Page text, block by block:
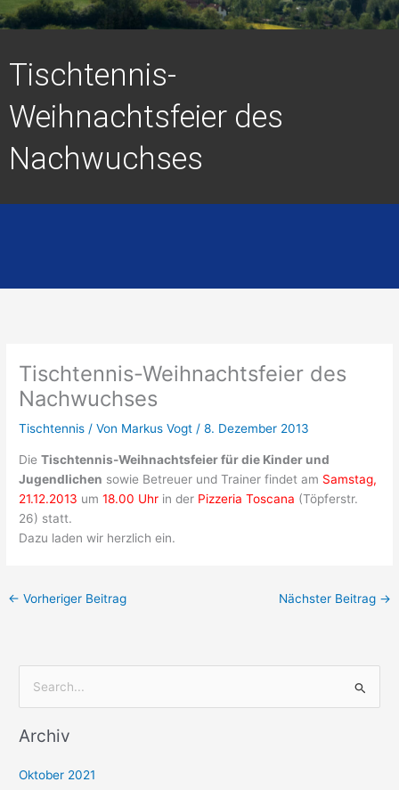
Tischtennis-
Weihnachtsfeier des
Nachwuchses
Tischtennis-Weihnachtsfeier des
Nachwuchses
Tischtennis / Von Markus Vogt/8. Dezember 2013
DieTischtennis-Weihnachtsfeier für die Kinder und
Jugendlichen sowie Betreuer und Trainer findet am Samstag,
21.12.2013 um18.00 Uhr in der Pizzeria Toscana (Töpferstr.
26) statt.
Dazu laden wir herzlich ein.
← Vorheriger Beitrag Nächster Beitrag →
c
Archiv
Oktober 2021